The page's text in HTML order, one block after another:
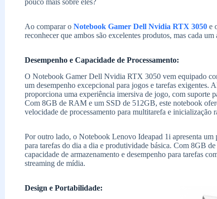
Ao comparar o Notebook Gamer Dell Nvidia RTX 3050 e
reconhecer que ambos são excelentes produtos, mas cada
Desempenho e Capacidade de Processamento:
O Notebook Gamer Dell Nvidia RTX 3050 vem equipado
um desempenho excepcional para jogos e tarefas
proporciona uma experiência imersiva de jogo, com suporte
Com 8GB de RAM e um SSD de 512GB, este notebook
velocidade de processamento para multitarefa e inicialização
Por outro lado, o Notebook Lenovo Ideapad 1i apresenta
para tarefas do dia a dia e produtividade básica. Com 8GB
capacidade de armazenamento e desempenho para tarefas
streaming de mídia.
Design e Portabilidade: